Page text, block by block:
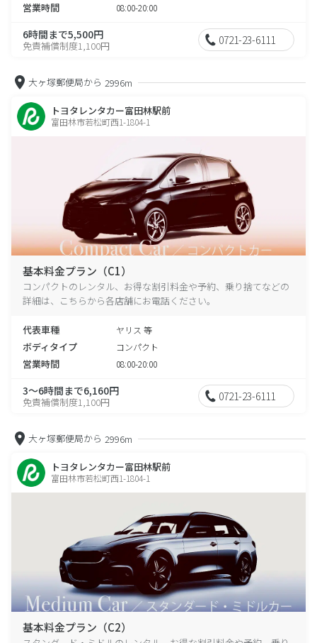
営業時間 08:00-20:00
6時間まで5,500円
免責補償制度1,100円 0721-23-6111
大ヶ塚郵便局から 2996m
トヨタレンタカー富田林駅前
富田林市若松町西1-1804-1
基本料金プラン（C1）
コンパクトのレンタル、お得な割引料金や予約、乗り捨てなどの
詳細は、こちらから各店舗にお電話ください。
代表車種 ヤリス 等
ボディタイプ コンパクト
営業時間 08:00-20:00
3～6時間まで6,160円
免責補償制度1,100円 0721-23-6111
大ヶ塚郵便局から 2996m
トヨタレンタカー富田林駅前
富田林市若松町西1-1804-1
基本料金プラン（C2）